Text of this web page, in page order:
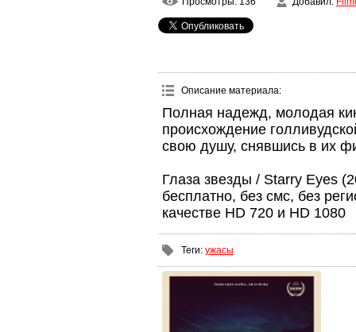
Описание материала:
Полная надежд, молодая
происхождение
свою душу, снявшись в их
Глаза звезды / Starry Eyes
бесплатно, без смс, без
качестве HD 720 и HD 1080
Теги: ужасы